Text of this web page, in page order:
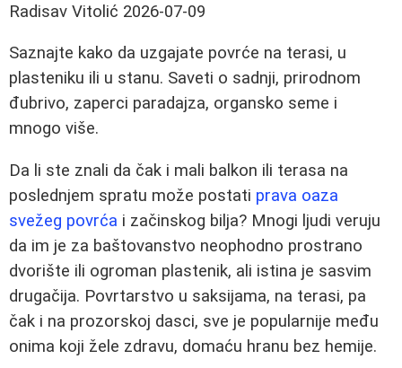
Radisav Vitolić 2026-07-09
Saznajte kako da uzgajate povrće na terasi, u
plasteniku ili u stanu. Saveti o sadnji, prirodnom
đubrivo, zaperci paradajza, organsko seme i
mnogo više.
Da li ste znali da čak i mali balkon ili terasa na
poslednjem spratu može postati prava oaza
svežeg povrća i začinskog bilja? Mnogi ljudi veruju
da im je za baštovanstvo neophodno prostrano
dvorište ili ogroman plastenik, ali istina je sasvim
drugačija. Povrtarstvo u saksijama, na terasi, pa
čak i na prozorskoj dasci, sve je popularnije među
onima koji žele zdravu, domaću hranu bez hemije.